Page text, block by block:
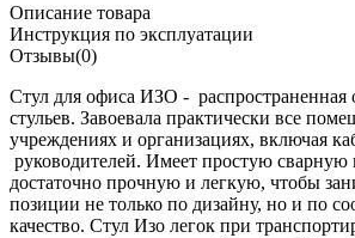
Описание товара
Инструкция по эксплуатации
Отзывы(0)
Стул для офиса ИЗО - распространенная
стульев. Завоевала практически все
учреждениях и организациях, включая
руководителей. Имеет простую сварную
достаточно прочную и легкую, чтобы
позиции не только по дизайну, но и по
качество. Стул Изо легок при